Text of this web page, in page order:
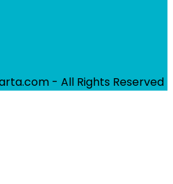
- All Rights Reserved